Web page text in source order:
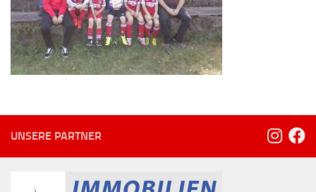
UNSERE PARTNER